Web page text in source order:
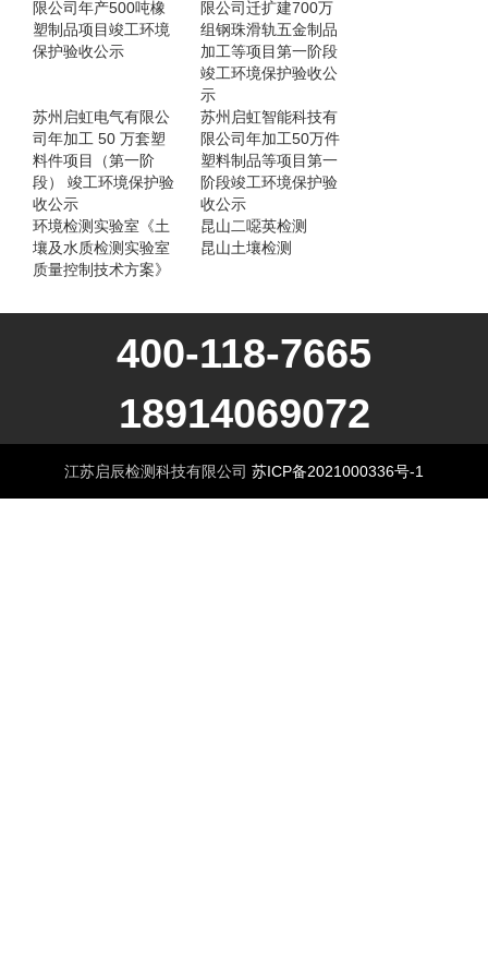
限公司年产500吨橡
塑制品项目竣工环境
保护验收公示
限公司迁扩建700万
组钢珠滑轨五金制品
加工等项目第一阶段
竣工环境保护验收公
示
苏州启虹电气有限公
司年加工 50 万套塑
料件项目（第一阶
段） 竣工环境保护验
收公示
苏州启虹智能科技有
限公司年加工50万件
塑料制品等项目第一
阶段竣工环境保护验
收公示
环境检测实验室《土
壤及水质检测实验室
质量控制技术方案》
昆山二噁英检测
昆山土壤检测
400-118-7665
18914069072
江苏启辰检测科技有限公司 苏ICP备2021000336号-1